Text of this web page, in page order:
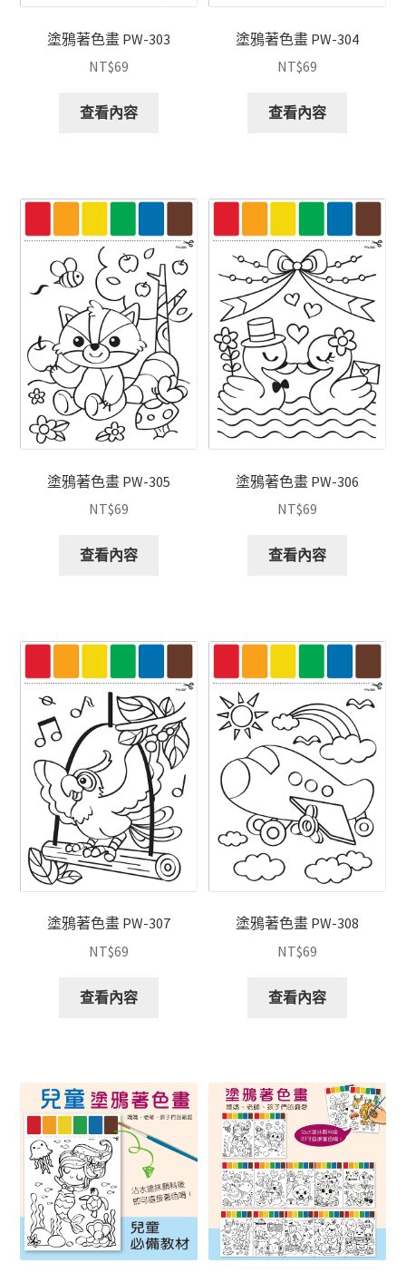
塗鴉著色畫 PW-303
NT$69
查看內容
塗鴉著色畫 PW-304
NT$69
查看內容
塗鴉著色畫 PW-305
NT$69
查看內容
塗鴉著色畫 PW-306
NT$69
查看內容
塗鴉著色畫 PW-307
NT$69
查看內容
塗鴉著色畫 PW-308
NT$69
查看內容